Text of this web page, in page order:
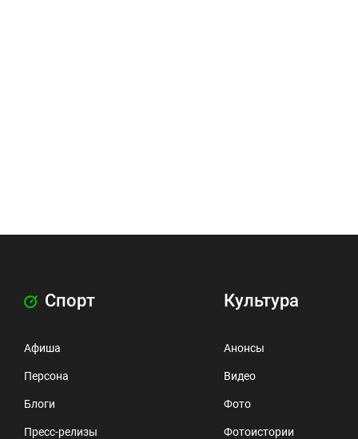
Спорт
Афиша
Персона
Блоги
Пресс-релизы
Культура
Анонсы
Видео
Фото
Фотоистории